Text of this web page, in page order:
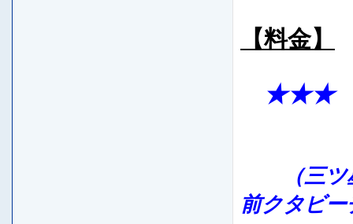
【料金】
★★★ ラ
（三ツ
前クタビー